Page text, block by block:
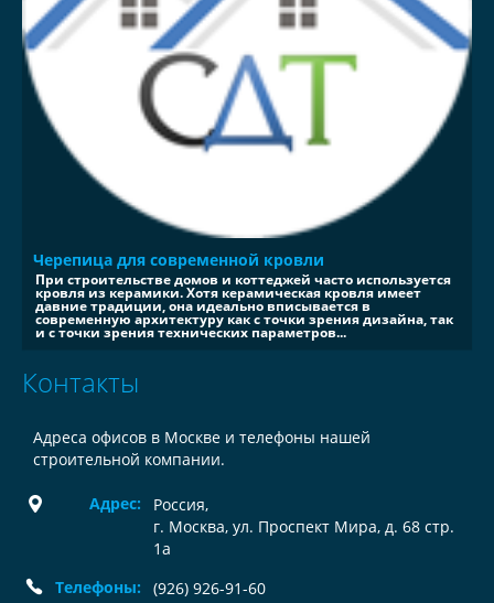
Черепица для современной кровли
При строительстве домов и коттеджей часто используется
кровля из керамики. Хотя керамическая кровля имеет
давние традиции, она идеально вписывается в
современную архитектуру как с точки зрения дизайна, так
и с точки зрения технических параметров...
Контакты
Адреса офисов в Москве и телефоны нашей
строительной компании.
Адрес: Россия,
г. Москва, ул. Проспект Мира, д. 68 стр.
1а
Телефоны:
(926) 926-91-60